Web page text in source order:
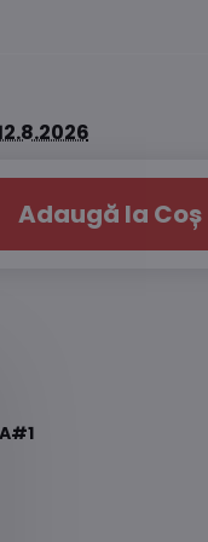
Adaugă la Coș